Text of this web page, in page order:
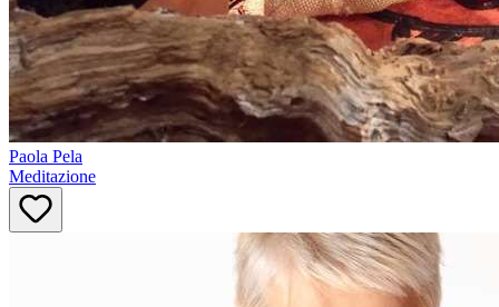
Paola Pela
Meditazione